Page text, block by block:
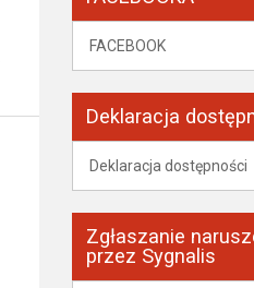
FACEBOOK
Deklaracja
Deklaracja dostępności
Zgłaszanie
przez Sygnalis